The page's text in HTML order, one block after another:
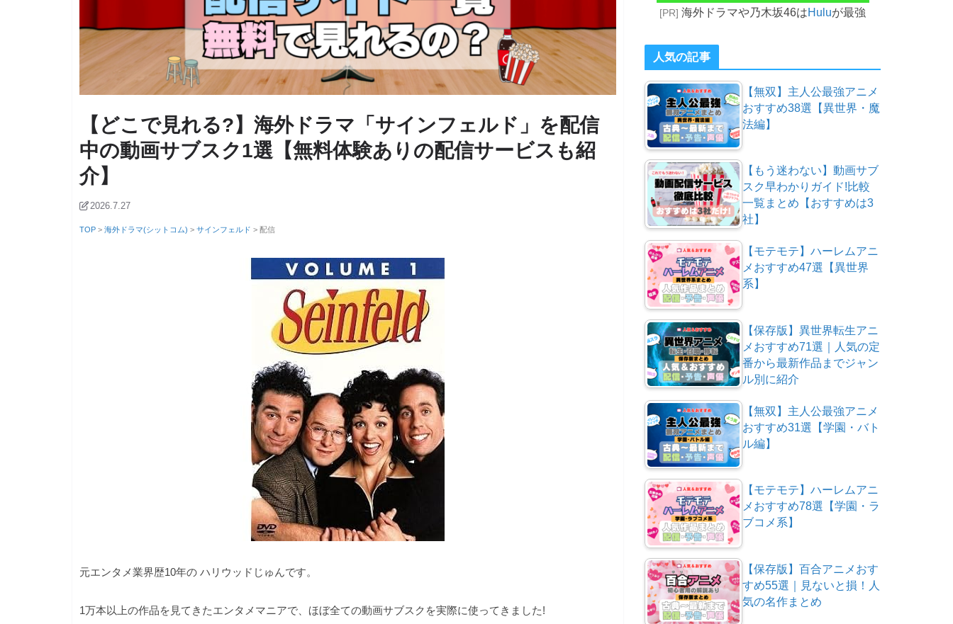
【どこで見れる?】海外ドラマ「サインフェルド」を配信
中の動画サブスク1選【無料体験ありの配信サービスも紹
介】
2026.7.27
TOP > 海外ドラマ(シットコム) > サインフェルド > 配信
元エンタメ業界歴10年の ハリウッドじゅんです。
1万本以上の作品を見てきたエンタメマニアで、ほぼ全ての動画サブスクを実際に使ってきました!
[PR] 海外ドラマや乃木坂46はHuluが最強
人気の記事
【無双】主人公最強アニメ
おすすめ38選【異世界・魔
法編】
【もう迷わない】動画サブ
スク早わかりガイド!比較
一覧まとめ【おすすめは3
社】
【モテモテ】ハーレムアニ
メおすすめ47選【異世界
系】
【保存版】異世界転生アニ
メおすすめ71選｜人気の定
番から最新作品までジャン
ル別に紹介
【無双】主人公最強アニメ
おすすめ31選【学園・バト
ル編】
【モテモテ】ハーレムアニ
メおすすめ78選【学園・ラ
ブコメ系】
【保存版】百合アニメおす
すめ55選｜見ないと損！人
気の名作まとめ